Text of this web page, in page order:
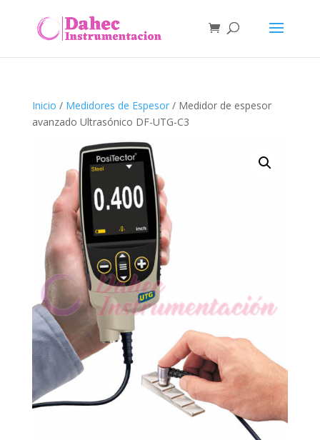
Inicio / Medidores de Espesor/ Medidor de espesor
avanzado Ultrasónico DF-UTG-C3